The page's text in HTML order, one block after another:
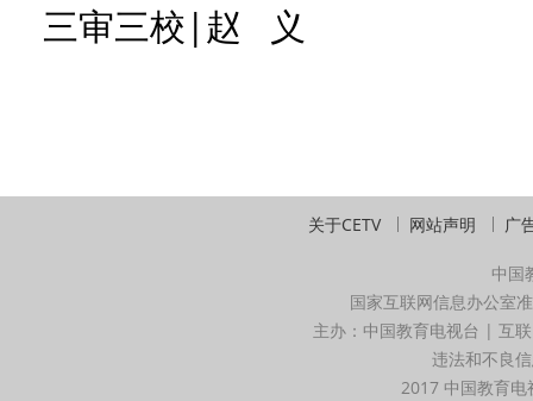
三审三校|赵 义
关于CETV 网站声明 广
中国
国家互联网信息办公室
主办：中国教育电视台 | 互
违法和不良
2017 中国教育